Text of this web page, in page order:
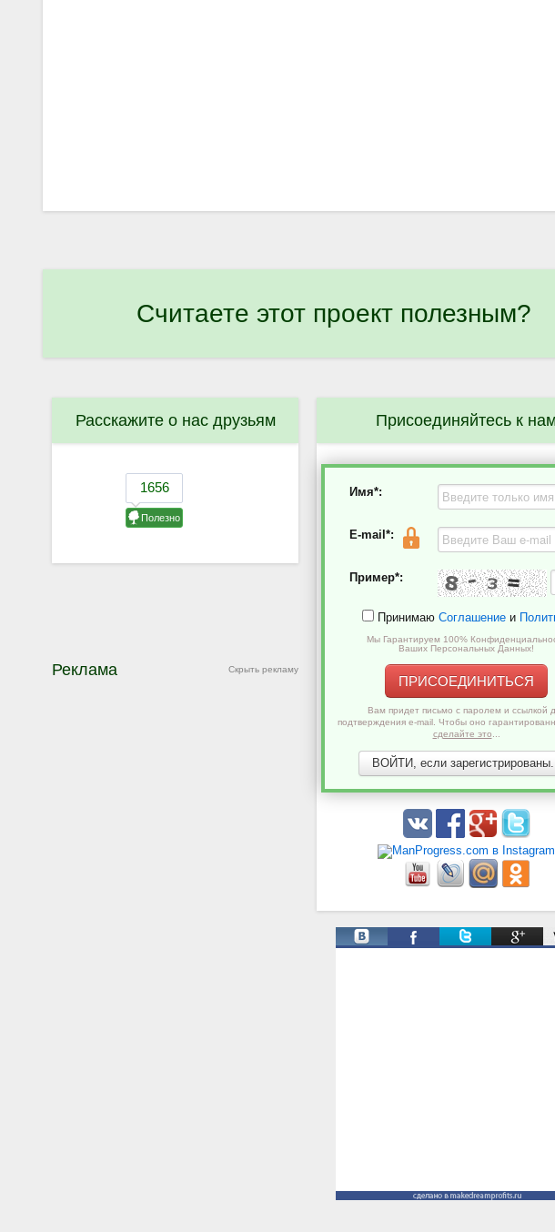
Считаете этот проект полезным?
Расскажите о нас друзьям
Скрыть рекламу
Реклама
Присоединяйтесь к
Имя*:
E-mail*:
Пример*:
Принимаю Соглашениеи
Мы Гарантируем 100%
Ваших Персональных Данных!
ПРИСОЕДИНИТЬСЯ
Вам придет письмо с паролем и ссылкой
подтверждения e-mail. Чтобы оно
сделайте это
ВОЙТИ, если